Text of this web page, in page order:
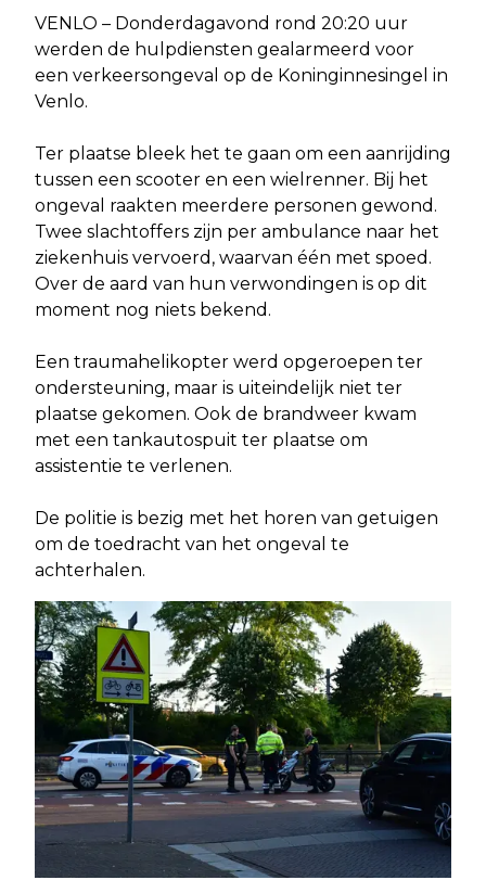
VENLO – Donderdagavond rond 20:20 uur
werden de hulpdiensten gealarmeerd voor
een verkeersongeval op de Koninginnesingel in
Venlo.
Ter plaatse bleek het te gaan om een aanrijding
tussen een scooter en een wielrenner. Bij het
ongeval raakten meerdere personen gewond.
Twee slachtoffers zijn per ambulance naar het
ziekenhuis vervoerd, waarvan één met spoed.
Over de aard van hun verwondingen is op dit
moment nog niets bekend.
Een traumahelikopter werd opgeroepen ter
ondersteuning, maar is uiteindelijk niet ter
plaatse gekomen. Ook de brandweer kwam
met een tankautospuit ter plaatse om
assistentie te verlenen.
De politie is bezig met het horen van getuigen
om de toedracht van het ongeval te
achterhalen.